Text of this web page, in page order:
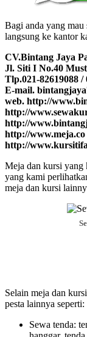
Bagi anda yang mau
langsung ke kantor
CV.Bintang Jaya
Jl. Siti I No.40
Tlp.021-82619088 /
E-mail.
web. http://
http://
http://
http://www.meja.co
http://
Meja dan kursi yang
yang kami
meja dan kursi
Selain meja dan
pesta lainnya seperti:
Sewa tenda: